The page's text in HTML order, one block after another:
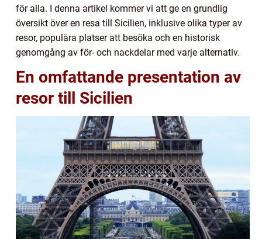
för alla. I denna artikel kommer vi att ge en grundlig
översikt över en resa till Sicilien, inklusive olika typer av
resor, populära platser att besöka och en historisk
genomgång av för- och nackdelar med varje alternativ.
En omfattande presentation av
resor till Sicilien